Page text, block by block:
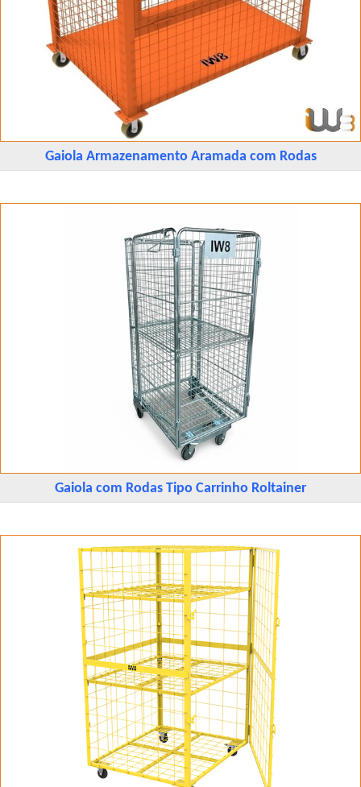
Gaiola Armazenamento Aramada com Rodas
Gaiola com Rodas Tipo Carrinho Roltainer